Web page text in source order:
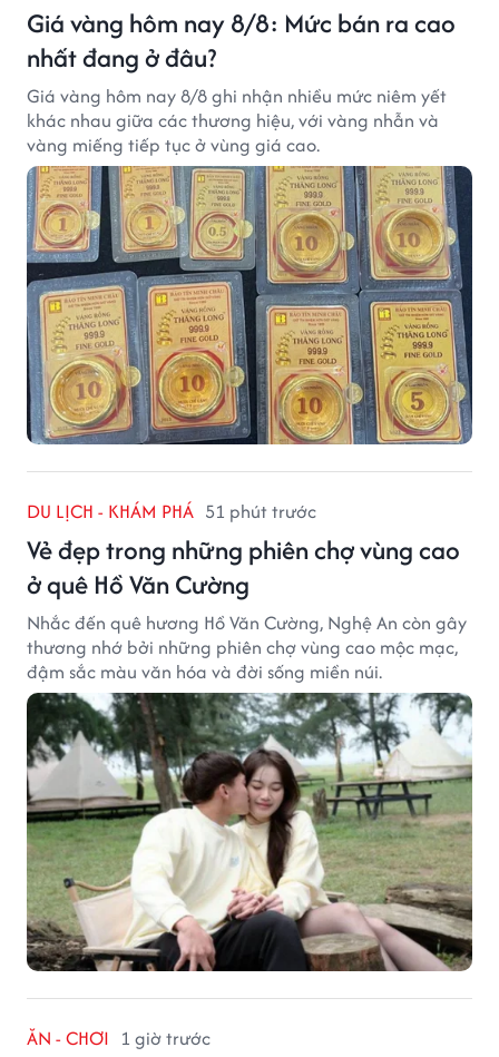
Giá vàng hôm nay 8/8: Mức bán ra cao
nhất đang ở đâu?
Giá vàng hôm nay 8/8 ghi nhận nhiều mức niêm yết
khác nhau giữa các thương hiệu, với vàng nhẫn và
vàng miếng tiếp tục ở vùng giá cao.
DU LỊCH - KHÁM PHÁ 51 phút trước
Vẻ đẹp trong những phiên chợ vùng cao
ở quê Hồ Văn Cường
Nhắc đến quê hương Hồ Văn Cường, Nghệ An còn gây
thương nhớ bởi những phiên chợ vùng cao mộc mạc,
đậm sắc màu văn hóa và đời sống miền núi.
ĂN - CHƠI 1 giờ trước